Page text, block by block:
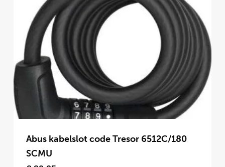
optie
kan
gekozen
worden
productpagina
Dit
product
heeft
meerdere
Abus kabelslot code Tresor 6512C/180
SCMU